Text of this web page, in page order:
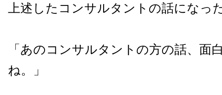
上述したコンサルタントの話になっ
「あのコンサルタントの方の話、面
ね。」